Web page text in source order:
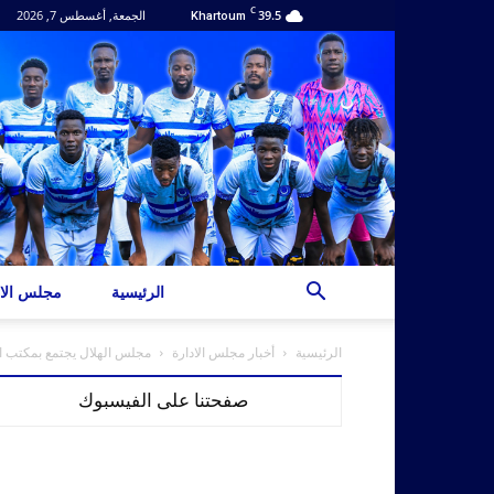
39.5
C
Khartoum الجمعة, أغسطس 7, 2026
مجلس الرئيسية
الرئيسية أخبار مجلس الادارة مجلس الهلال يجتمع بمكتب
صفحتنا على الفيسبوك